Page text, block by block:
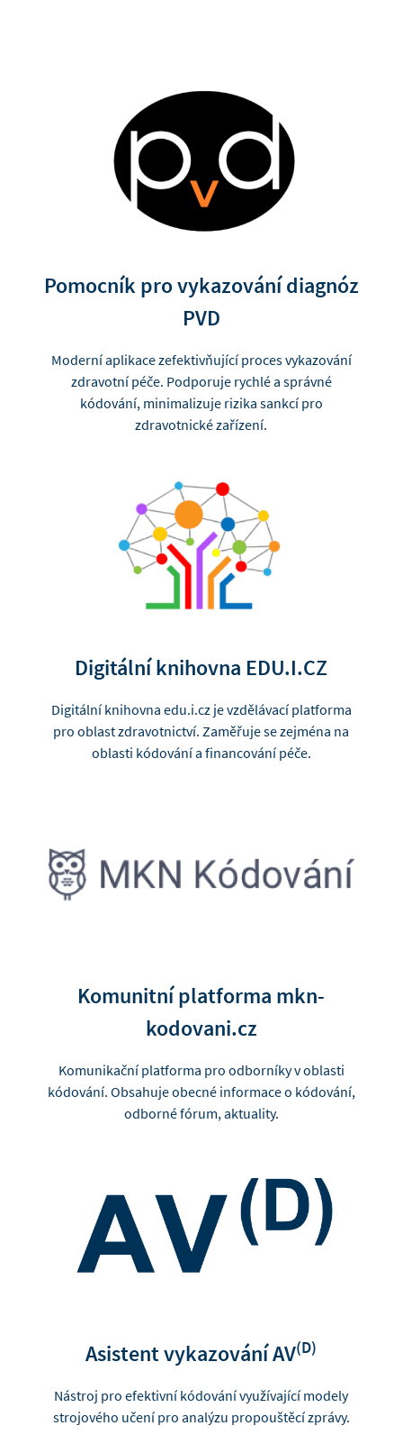
Pomocník pro vykazování diagnóz
PVD
Moderní aplikace zefektivňující proces vykazování
zdravotní péče. Podporuje rychlé a správné
kódování, minimalizuje rizika sankcí pro
zdravotnické zařízení.
Digitální knihovna EDU.I.CZ
Digitální knihovna edu.i.cz je vzdělávací platforma
pro oblast zdravotnictví. Zaměřuje se zejména na
oblasti kódování a financování péče.
Komunitní platforma mkn-
kodovani.cz
Komunikační platforma pro odborníky v oblasti
kódování. Obsahuje obecné informace o kódování,
odborné fórum, aktuality.
Asistent vykazování AV(D)
Nástroj pro efektivní kódování využívající modely
strojového učení pro analýzu propouštěcí zprávy.